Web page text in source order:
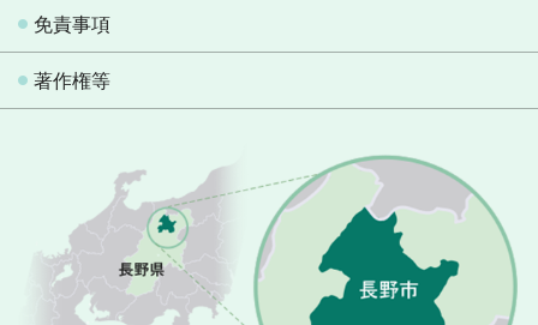
免責事項
著作権等